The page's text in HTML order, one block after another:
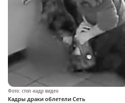
Фото: стоп-кадр видео
Кадры драки облетели Сеть